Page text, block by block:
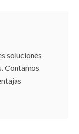
soluciones
Contamos